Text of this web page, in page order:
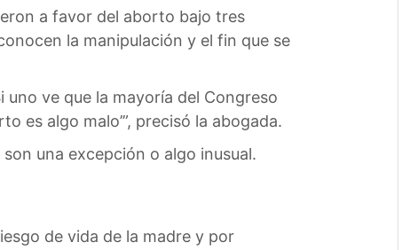
a favor del aborto bajo tres
la manipulación y el fin que se
ve que la mayoría del Congreso
es algo malo’”, precisó la abogada.
una excepción o algo inusual.
de vida de la madre y por